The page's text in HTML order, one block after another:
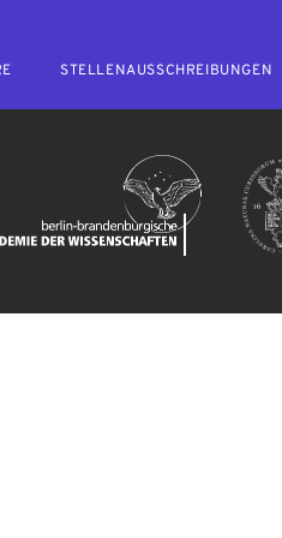
STELLENAUSSCHREIBUNGEN